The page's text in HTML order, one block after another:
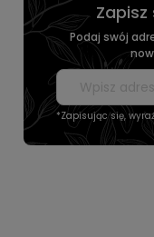
Podaj swój
*Zapisując się,